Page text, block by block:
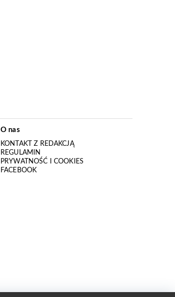
O nas
KONTAKT Z REDAKCJĄ
REGULAMIN
PRYWATNOŚĆ I COOKIES
FACEBOOK